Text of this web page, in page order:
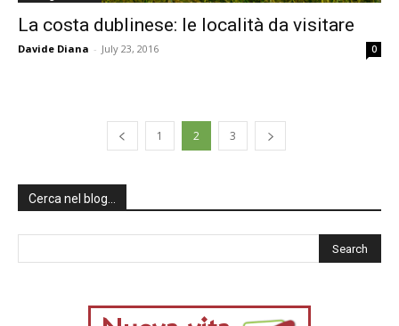
La costa dublinese: le località da visitare
Davide Diana - July 23, 2016 0
1 2 3
Cerca nel blog…